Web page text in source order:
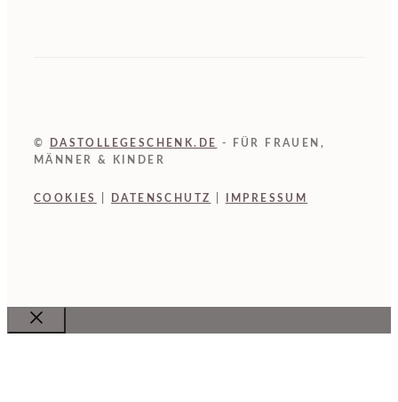
© DASTOLLEGESCHENK.DE
- FÜR FRAUEN,
MÄNNER & KINDER
COOKIES DATENSCHUTZ IMPRESSUM